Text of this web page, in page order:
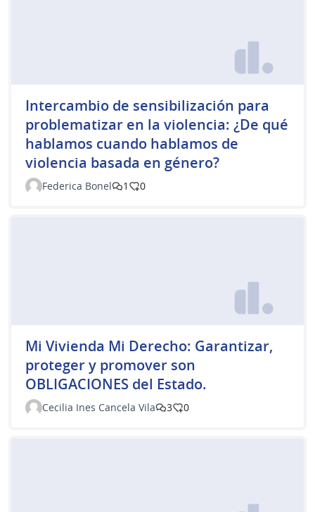
Intercambio de sensibilización para
problematizar en la violencia: ¿De qué
hablamos cuando hablamos de
violencia basada en género?
Federica Bonel 1 0
Mi Vivienda Mi Derecho: Garantizar,
proteger y promover son
OBLIGACIONES del Estado.
Cecilia Ines Cancela Vila 3 0